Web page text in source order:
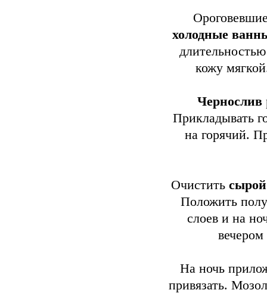
холодные
кожу
Чернослив
Прикладывать
на горячий.
Очистить
Положить
слоев и на
На ночь
привязать.